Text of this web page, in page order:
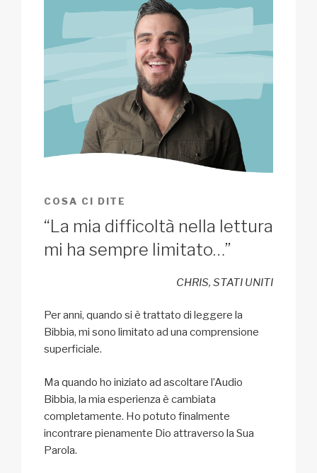
COSA CI DITE
“La mia difficoltà nella lettura
mi ha sempre limitato…”
CHRIS, STATI UNITI
Per anni, quando si è trattato di leggere la
Bibbia, mi sono limitato ad una comprensione
superficiale.
Ma quando ho iniziato ad ascoltare l’Audio
Bibbia, la mia esperienza è cambiata
completamente. Ho potuto finalmente
incontrare pienamente Dio attraverso la Sua
Parola.